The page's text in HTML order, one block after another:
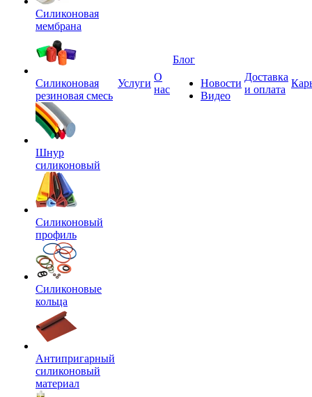
Силиконовая
мембрана
Силиконовая
резиновая смесь
Шнур
силиконовый
Силиконовый
профиль
Силиконовые
кольца
Антипригарный
силиконовый
материал
Услуги
О
нас
Блог
Новости
Видео
Доставка
и оплата